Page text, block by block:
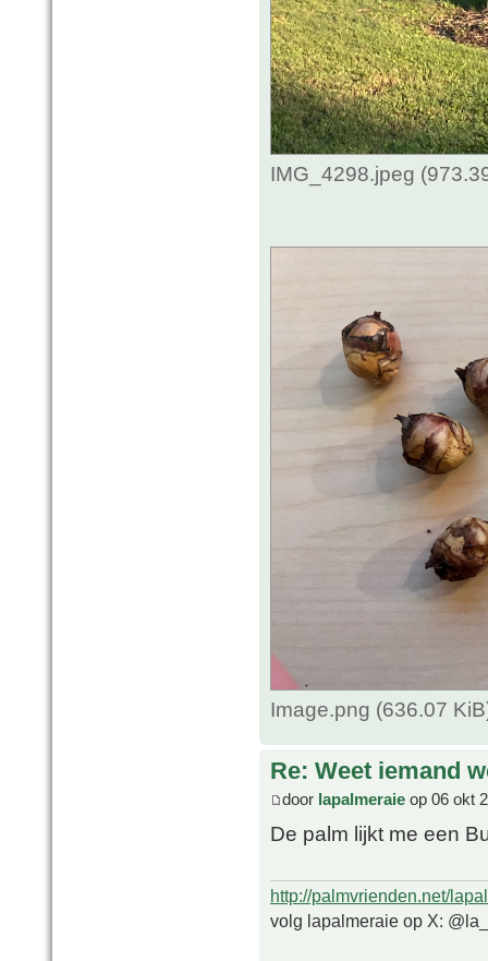
IMG_4298.jpeg
Image.png (636.07
Re: Weet iemand
door lapalmeraie op 06 okt
De palm lijkt me een
http://palmvrienden.net/
volg lapalmeraie op X: